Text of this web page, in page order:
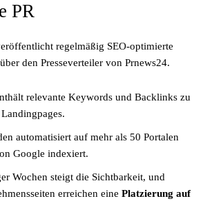
PR
regelmäßig SEO-optimierte
den Presseverteiler von Prnews24.
relevante Keywords und Backlinks zu
automatisiert auf mehr als 50 Portalen
Google indexiert.
Wochen steigt die Sichtbarkeit, und
erreichen eine Platzierung auf